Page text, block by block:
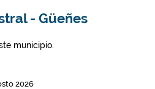
- Güeñes
municipio.
2026